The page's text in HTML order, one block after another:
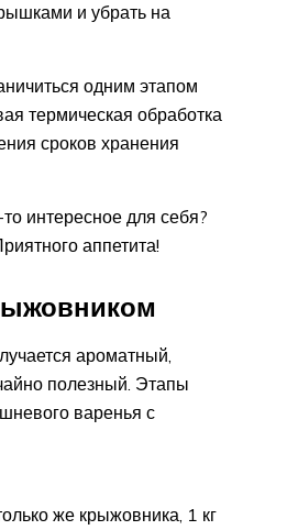
и убрать на
одним этапом
термическая обработка
сроков хранения
интересное для себя?
аппетита!
ароматный,
полезный. Этапы
варенья с
же крыжовника, 1 кг